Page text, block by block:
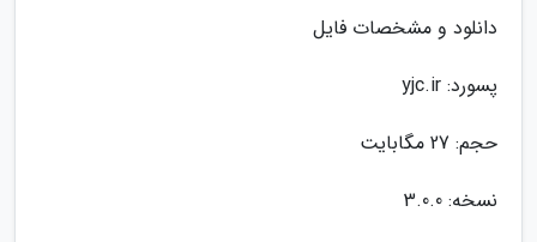
دانلود و مشخصات فایل
پسورد: yjc.ir
حجم: 27 مگابایت
نسخه: 3.0.0